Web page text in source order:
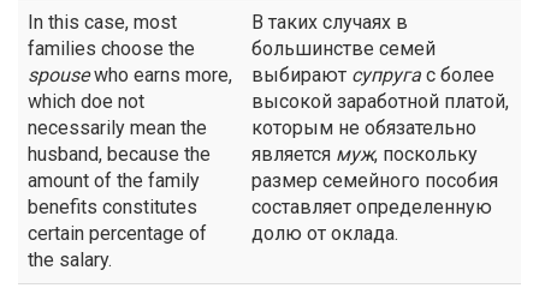
In this case, most
families choose the
spousewho earns more,
which doe not
necessarily mean the
husband, because the
amount of the family
benefits constitutes
certain percentage of
the salary.
В таких случаях в
большинстве семей
выбирают супруга с более
высокой заработной платой,
которым не обязательно
является муж, поскольку
размер семейного пособия
составляет определенную
долю от оклада.